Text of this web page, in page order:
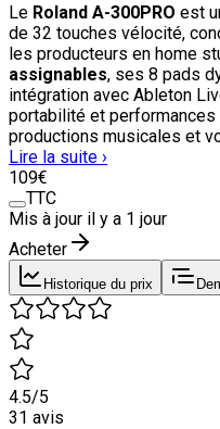
Le Roland A-300PRO est
de 32 touches vélocité,
les producteurs en home
assignables, ses 8 pads
intégration avec Ableton
portabilité et
productions musicales et
Lire la suite ›
109€
TTC
Mis à jour il y a 1 jour
Acheter
Historique du prix
4.5/5
31 avis